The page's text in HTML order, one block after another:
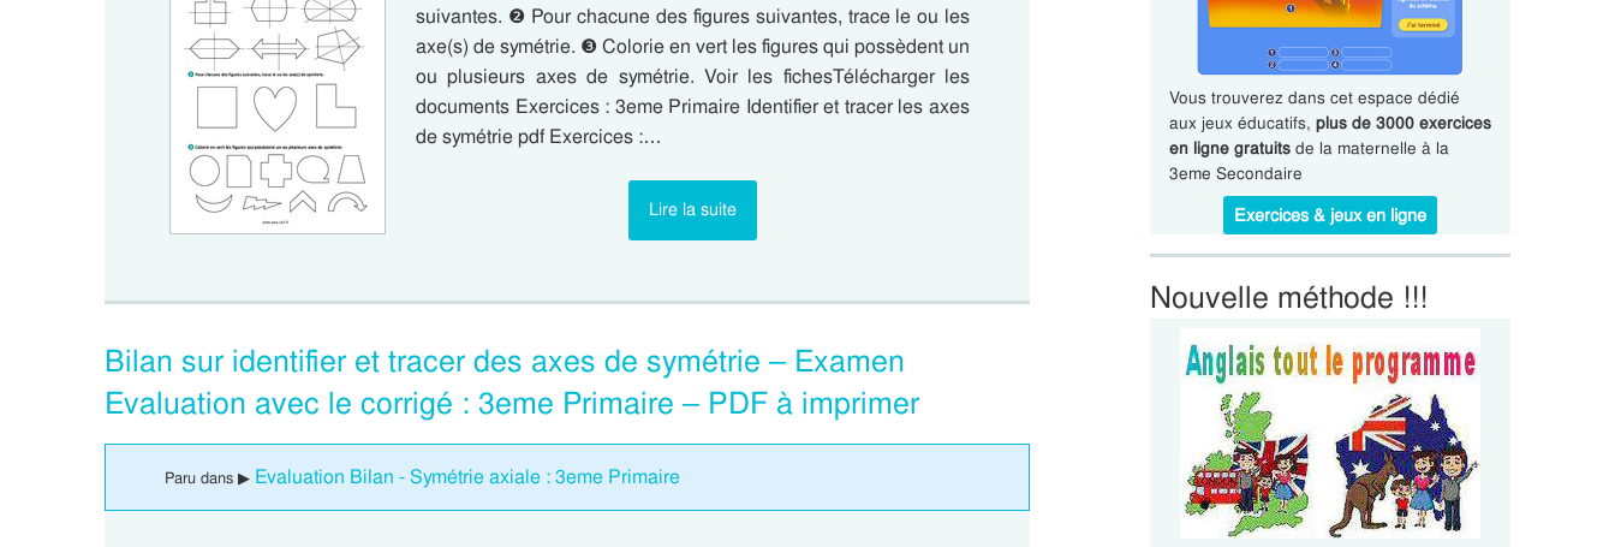
suivantes. ❷ Pour chacune des figures suivantes, trace le ou les
axe(s) de symétrie. ❸ Colorie en vert les figures qui possèdent un
ou plusieurs axes de symétrie. Voir les fichesTélécharger les
documents Exercices : 3eme Primaire Identifier et tracer les axes
de symétrie pdf Exercices :…
Lire la suite
Bilan sur identifier et tracer des axes de symétrie – Examen
Evaluation avec le corrigé : 3eme Primaire – PDF à imprimer
Paru dans ▶ Evaluation Bilan - Symétrie axiale : 3eme Primaire
Vous trouverez dans cet espace dédié
aux jeux éducatifs, plus de 3000 exercices
en ligne gratuitsde la maternelle à la
3eme Secondaire
Exercices & jeux en ligne
Nouvelle méthode !!!